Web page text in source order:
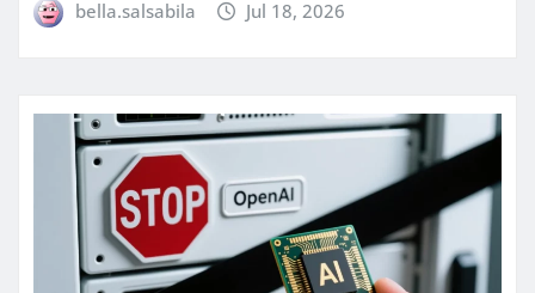
bella.salsabila Jul 18, 2026